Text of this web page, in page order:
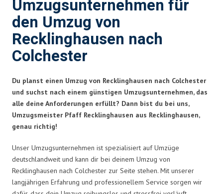
Umzugsunternehmen für
den Umzug von
Recklinghausen nach
Colchester
Du planst einen Umzug von Recklinghausen nach Colchester
und suchst nach einem günstigen Umzugsunternehmen, das
alle deine Anforderungen erfüllt? Dann bist du bei uns,
Umzugsmeister Pfaff Recklinghausen aus Recklinghausen,
genau richtig!
Unser Umzugsunternehmen ist spezialisiert auf Umzüge
deutschlandweit und kann dir bei deinem Umzug von
Recklinghausen nach Colchester zur Seite stehen. Mit unserer
langjährigen Erfahrung und professionellem Service sorgen wir